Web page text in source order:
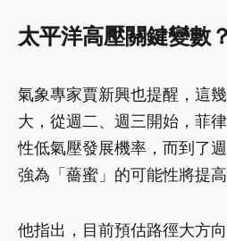
太平洋高壓關鍵變數？
氣象專家賈新興也提醒，這
大，從週二、週三開始，菲
性低氣壓發展機率，而到了
強為「薔蜜」的可能性將提高
他指出，目前預估路徑大方